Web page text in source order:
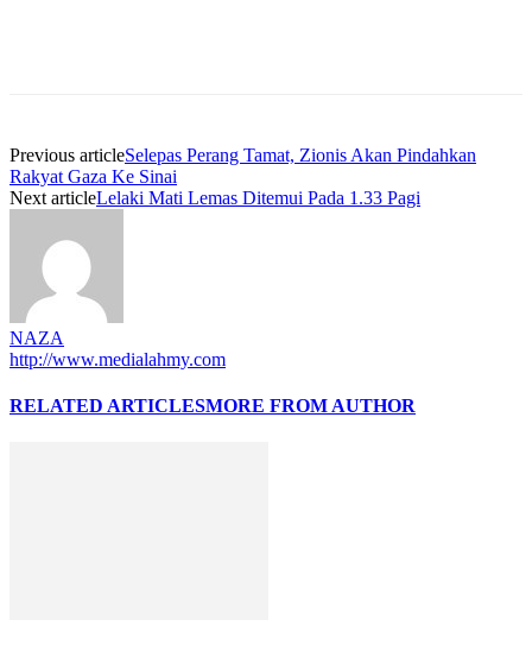
Previous articleSelepas Perang Tamat, Zionis Akan Pindahkan
Rakyat Gaza Ke Sinai
Next articleLelaki Mati Lemas Ditemui Pada 1.33 Pagi
NAZA
http://www.medialahmy.com
RELATED ARTICLESMORE FROM AUTHOR